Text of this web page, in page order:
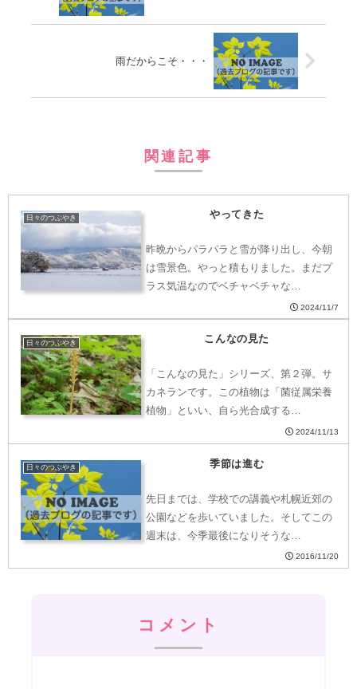
雨だからこそ・・・
関連記事
日々のつぶやき やってきた
昨晩からパラパラと雪が降り出し、今朝
は雪景色。やっと積もりました。まだプ
ラス気温なのでベチャベチャな…
2024/11/7
日々のつぶやき こんなの見た
「こんなの見た」シリーズ、第２弾。サ
カネランです。この植物は「菌従属栄養
植物」といい、自ら光合成する…
2024/11/13
日々のつぶやき 季節は進む
先日までは、学校での講義や札幌近郊の
公園などを歩いていました。そしてこの
週末は、今季最後になりそうな…
2016/11/20
コメント